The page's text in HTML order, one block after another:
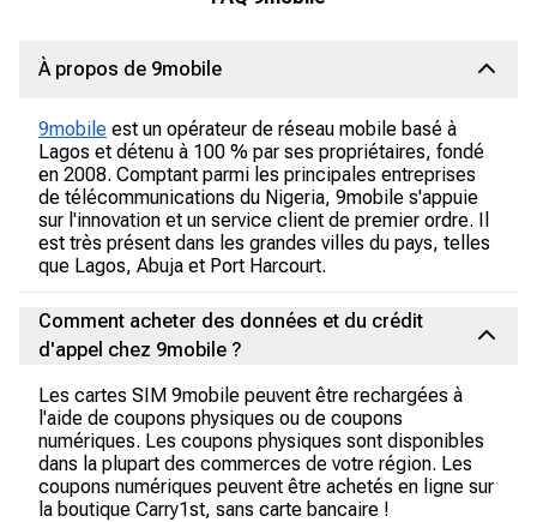
À propos de 9mobile
9mobile est un opérateur de réseau mobile basé à
Lagos et détenu à 100 % par ses propriétaires, fondé
en 2008. Comptant parmi les principales entreprises
de télécommunications du Nigeria, 9mobile s'appuie
sur l'innovation et un service client de premier ordre. Il
est très présent dans les grandes villes du pays, telles
que Lagos, Abuja et Port Harcourt.
Comment acheter des données et du crédit
d'appel chez 9mobile ?
Les cartes SIM 9mobile peuvent être rechargées à
l'aide de coupons physiques ou de coupons
numériques. Les coupons physiques sont disponibles
dans la plupart des commerces de votre région. Les
coupons numériques peuvent être achetés en ligne sur
la boutique Carry1st, sans carte bancaire !